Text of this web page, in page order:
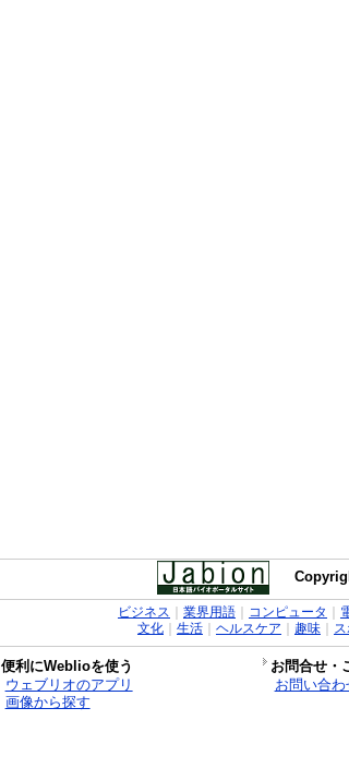
ビジネス 業界用語｜ コンピュータ
文化｜ 生活｜ ヘルスケア 趣味｜
便利にWeblioを使う お問合せ・
ウェブリオのアプリ
画像から探す
お問い合わ